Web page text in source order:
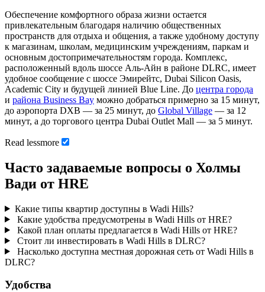
Обеспечение комфортного образа жизни остается
привлекательным благодаря наличию общественных
пространств для отдыха и общения, а также удобному доступу
к магазинам, школам, медицинским учреждениям, паркам и
основным достопримечательностям города. Комплекс,
расположенный вдоль шоссе Аль-Айн в районе DLRC, имеет
удобное сообщение с шоссе Эмирейтс, Dubai Silicon Oasis,
Academic City и будущей линией Blue Line. До центра города
и района Business Bay можно добраться примерно за 15 минут,
до аэропорта DXB — за 25 минут, до Global Village — за 12
минут, а до торгового центра Dubai Outlet Mall — за 5 минут.
Read lessmore
Часто задаваемые вопросы о Холмы
Вади от HRE
Какие типы квартир доступны в Wadi Hills?
Какие удобства предусмотрены в Wadi Hills от HRE?
Какой план оплаты предлагается в Wadi Hills от HRE?
Стоит ли инвестировать в Wadi Hills в DLRC?
Насколько доступна местная дорожная сеть от Wadi Hills в
DLRC?
Удобства